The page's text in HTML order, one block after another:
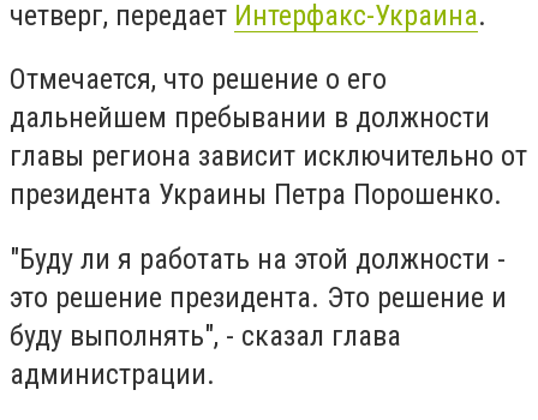
четверг, передает Интерфакс-Украина.
Отмечается, что решение о его
дальнейшем пребывании в должности
главы региона зависит исключительно от
президента Украины Петра Порошенко.
"Буду ли я работать на этой должности -
это решение президента. Это решение и
буду выполнять", - сказал глава
администрации.